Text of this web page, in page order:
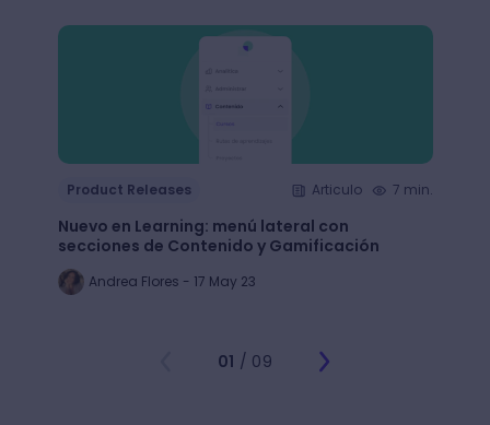
Product Releases Articulo 7 min.
Nuevo en Learning: menú lateral con
secciones de Contenido y Gamificación
Andrea Flores - 17 May 23
01 / 09